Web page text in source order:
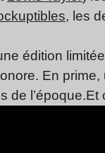
, les
édition
En
l’époque.Et